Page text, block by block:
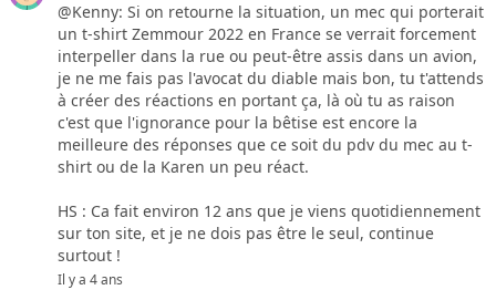
@Kenny: Si on retourne la situation, un mec qui porterait
un t-shirt Zemmour 2022 en France se verrait forcement
interpeller dans la rue ou peut-être assis dans un avion,
je ne me fais pas l'avocat du diable mais bon, tu t'attends
à créer des réactions en portant ça, là où tu as raison
c'est que l'ignorance pour la bêtise est encore la
meilleure des réponses que ce soit du pdv du mec au t-
shirt ou de la Karen un peu réact.
HS : Ca fait environ 12 ans que je viens quotidiennement
sur ton site, et je ne dois pas être le seul, continue
surtout !
Il y a 4 ans